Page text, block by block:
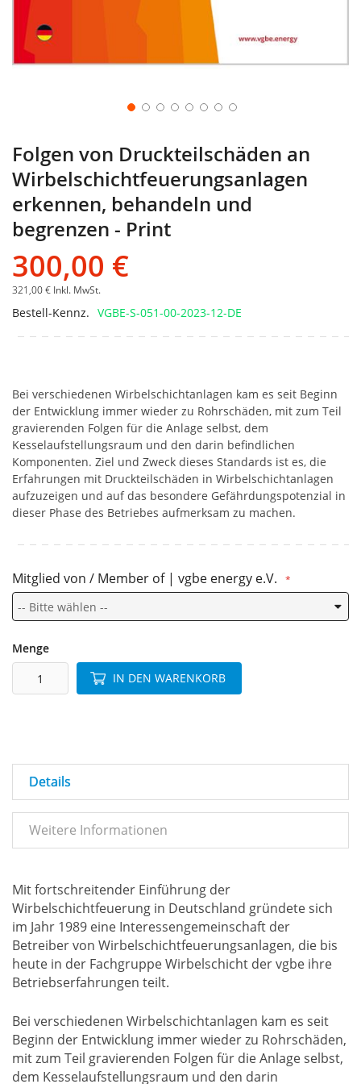
Folgen von Druckteilschäden an
Wirbelschichtfeuerungsanlagen
erkennen, behandeln und
begrenzen - Print
300,00 €
321,00 € Inkl. MwSt.
Bestell-Kennz. VGBE-S-051-00-2023-12-DE
Bei verschiedenen Wirbelschichtanlagen kam es seit Beginn
der Entwicklung immer wieder zu Rohrschäden, mit zum Teil
gravierenden Folgen für die Anlage selbst, dem
Kesselaufstellungsraum und den darin befindlichen
Komponenten. Ziel und Zweck dieses Standards ist es, die
Erfahrungen mit Druckteilschäden in Wirbelschichtanlagen
aufzuzeigen und auf das besondere Gefährdungspotenzial in
dieser Phase des Betriebes aufmerksam zu machen.
Mitglied von / Member of | vgbe energy e.V.
Menge
IN DEN WARENKORB
Details
Weitere Informationen
Mit fortschreitender Einführung der
Wirbelschichtfeuerung in Deutschland gründete sich
im Jahr 1989 eine Interessengemeinschaft der
Betreiber von Wirbelschichtfeuerungsanlagen, die bis
heute in der Fachgruppe Wirbelschicht der vgbe ihre
Betriebserfahrungen teilt.
Bei verschiedenen Wirbelschichtanlagen kam es seit
Beginn der Entwicklung immer wieder zu Rohrschäden,
mit zum Teil gravierenden Folgen für die Anlage selbst,
dem Kesselaufstellungsraum und den darin